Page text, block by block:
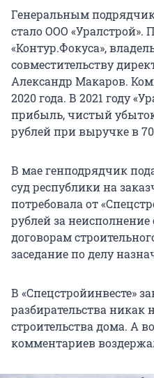
Генеральным
стало ООО «Уралстрой».
«Контур.Фокуса»,
совместительству
Александр Макаров.
2020 года. В 2021 году
прибыль, чистый
рублей при выручке в
В мае генподрядчик
суд республики на
потребовала от
рублей за неисполнение
договорам
заседание по делу
В «Спецстройинвесте»
разбирательства никак
строительства дома. А
комментариев